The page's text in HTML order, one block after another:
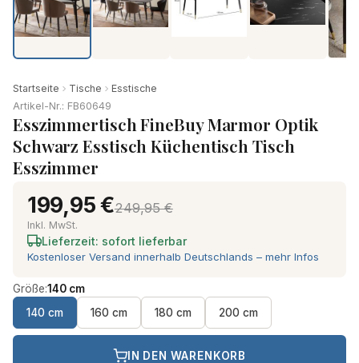
Startseite Tische
Esstische
Artikel-Nr.: FB60649
Esszimmertisch FineBuy Marmor Optik
Schwarz Esstisch Küchentisch Tisch
Esszimmer
199,95 €249,95 €
Inkl. MwSt.
Lieferzeit: sofort lieferbar
Kostenloser Versand innerhalb Deutschlands – mehr Infos
Größe:140 cm
140 cm
160 cm 180 cm 200 cm
IN DEN WARENKORB